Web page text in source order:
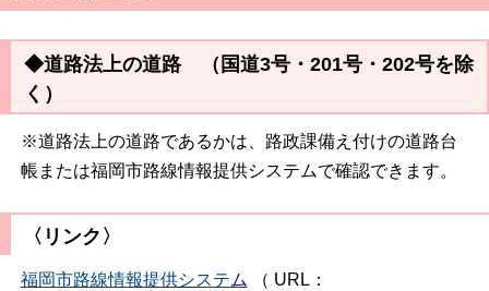
◆道路法上の道路 （国道3号・201号・202号を除
く）
※道路法上の道路であるかは、路政課備え付けの道路台
帳または福岡市路線情報提供システムで確認できます。
〈リンク〉
福岡市路線情報提供システ ム （ URL：